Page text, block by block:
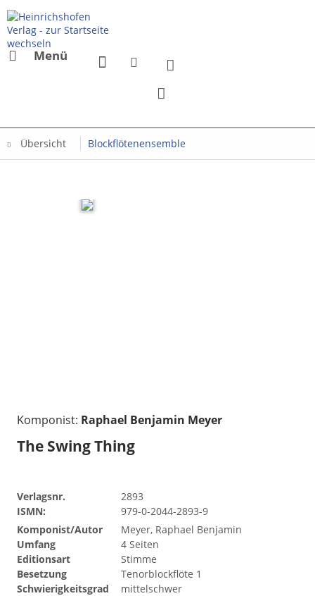
Menü
Übersicht Blockflötenensemble
Komponist: Raphael Benjamin Meyer
The Swing Thing
Verlagsnr.
2893
ISMN:
979-0-2044-2893-9
Komponist/Autor
Meyer, Raphael Benjamin
Umfang
4 Seiten
Editionsart
Stimme
Besetzung
Tenorblockflöte 1
Schwierigkeitsgrad
mittelschwer